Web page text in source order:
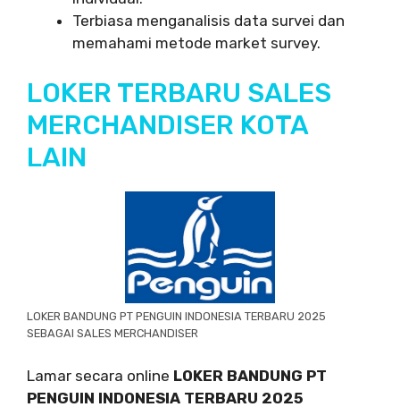
Terbiasa menganalisis data survei dan
memahami metode market survey.
LOKER TERBARU SALES
MERCHANDISER KOTA
LAIN
LOKER BANDUNG PT PENGUIN INDONESIA TERBARU 2025
SEBAGAI SALES MERCHANDISER
Lamar secara online LOKER BANDUNG PT
PENGUIN INDONESIA TERBARU 2025